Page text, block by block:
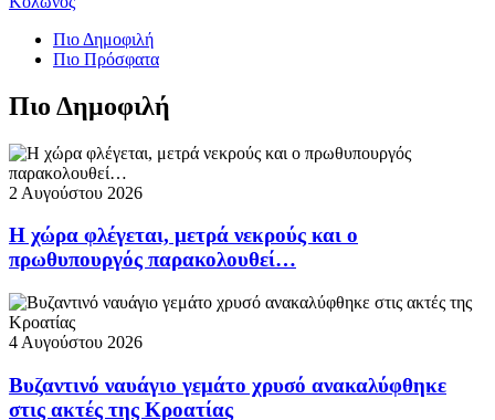
Πιο Δημοφιλή
Πιο Πρόσφατα
Πιο Δημοφιλή
2 Αυγούστου 2026
Η χώρα φλέγεται, μετρά νεκρούς και ο
πρωθυπουργός παρακολουθεί…
4 Αυγούστου 2026
Βυζαντινό ναυάγιο γεμάτο χρυσό ανακαλύφθηκε
στις ακτές της Κροατίας